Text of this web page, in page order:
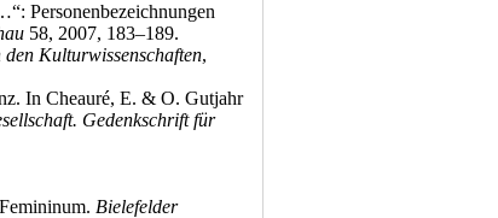
Personenbezeichnungen
58, 2007, 183–189.
Kulturwissenschaften,
In Cheauré, E. & O. Gutjahr
Gedenkschrift für
Bielefelder